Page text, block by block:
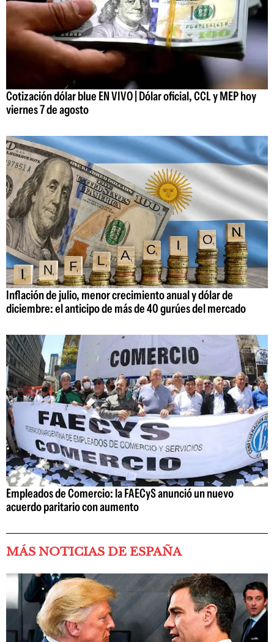
Cotización dólar blue EN VIVO | Dólar oficial, CCL y MEP hoy
viernes 7 de agosto
Inflación de julio, menor crecimiento anual y dólar de
diciembre: el anticipo de más de 40 gurúes del mercado
Empleados de Comercio: la FAECyS anunció un nuevo
acuerdo paritario con aumento
MÁS NOTICIAS DE ESPAÑA